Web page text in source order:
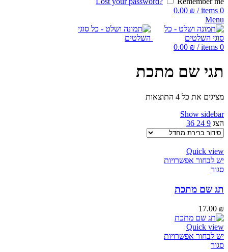
0
items
/
0.00 ₪
Menu
0
items
/
0.00 ₪
תגי שם מתכת
מציגים את כל ⁦4⁩ התוצאות
Show sidebar
הצג 9
24
36
Quick view
יש לבחור אפשרויות
סגור
תג שם מתכת
17.00 ₪
Quick view
יש לבחור אפשרויות
סגור